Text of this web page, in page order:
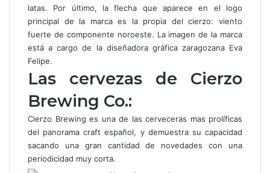
latas. Por último, la flecha que aparece en el logo
principal de la marca es la propia del cierzo: viento
fuerte de componente noroeste. La imagen de la marca
está a cargo de la diseñadora gráfica zaragozana Eva
Felipe.
Las cervezas de Cierzo
Brewing Co.:
Cierzo Brewing es una de las cerveceras mas prolíficas
del panorama craft español, y demuestra su capacidad
sacando una gran cantidad de novedades con una
periodicidad muy corta.